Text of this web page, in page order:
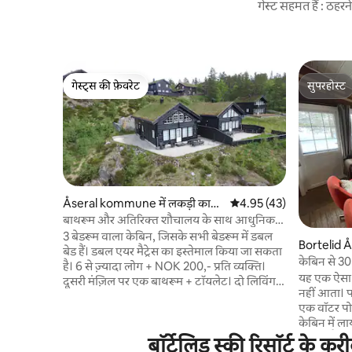
गेस्ट सहमत हैं :
गेस्ट्स की फ़ेवरेट
गेस्ट्स की फ़ेवरेट
Åseral kommune में लकड़ी का
केबिन
औसत रेटिंग 5 में से 4.95, 43
4.95 (43)
बाथरूम और अतिरिक्त शौचालय के साथ आधुनिक
केबिन "∙ lebu "
3 बेडरूम वाला केबिन, जिसके सभी बेडरूम में डबल
बेड हैं। डबल एयर मैट्रेस का इस्तेमाल किया जा सकता
है। 6 से ज़्यादा लोग + NOK 200,- प्रति व्यक्ति।
दूसरी मंज़िल पर एक बाथरूम + टॉयलेट। दो लिविंग
लिए स्टोरेज रूम। अल्पाइन स्की रिज़ॉर्ट और किराने
सुपरहोस्ट
सुपरहोस्ट
Bortelid Åseral
केबिन
केबिन से 30
के अनुकूल
यह एक ऐसा
नहीं आता।
एक वॉटर
केबिन में
सिस्टम है,
बॉर्टेलिड स्की रिसॉर्ट के